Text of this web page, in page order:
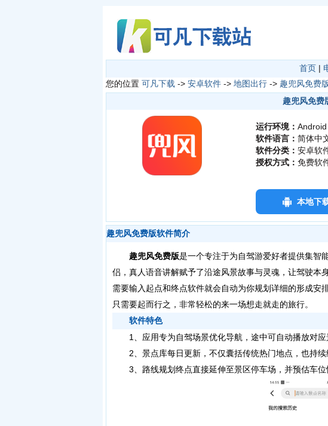
首页 |
您的位置 可凡下载 -> 安卓软件 -> 地图出行 -> 趣兜风免费
趣兜风免费
运行环境： Android
软件语言： 简体中
软件分类： 安卓软
授权方式： 免费软
本地下
趣兜风免费版软件简介
趣兜风免费版是一个专注于为自驾游爱好者提供集智
侣，真人语音讲解赋予了沿途风景故事与灵魂，让驾驶本
需要输入起点和终点软件就会自动为你规划详细的形成
只需要起而行之，非常轻松的来一场想走就走的旅行。
软件特色
1、应用专为自驾场景优化导航，途中可自动播放对应
2、景点库每日更新，不仅囊括传统热门地点，也持续
3、路线规划终点直接延伸至景区停车场，并预估车位